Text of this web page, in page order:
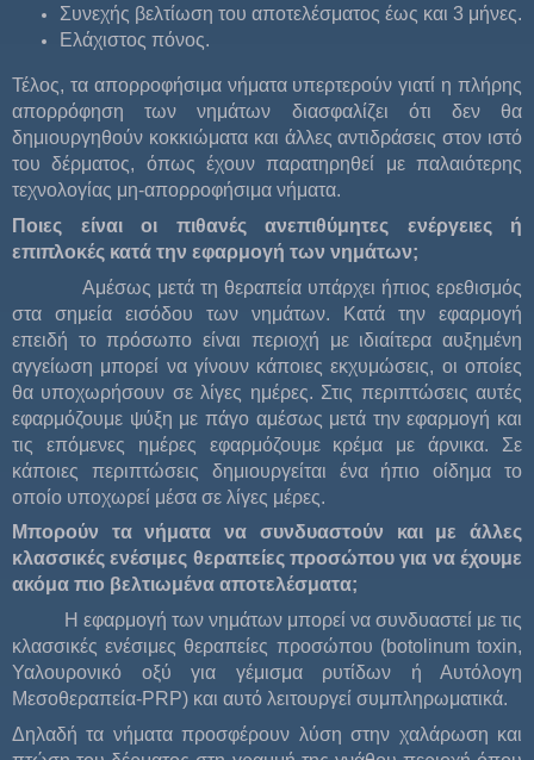
Συνεχής βελτίωση του αποτελέσματος έως και 3 μήνες.
Ελάχιστος πόνος.
Τέλος, τα απορροφήσιμα νήματα υπερτερούν γιατί η πλήρης
απορρόφηση των νημάτων διασφαλίζει ότι δεν θα
δημιουργηθούν κοκκιώματα και άλλες αντιδράσεις στον ιστό
του δέρματος, όπως έχουν παρατηρηθεί με παλαιότερης
τεχνολογίας μη-απορροφήσιμα νήματα.
Ποιες είναι οι πιθανές ανεπιθύμητες ενέργειες ή
επιπλοκές κατά την εφαρμογή των νημάτων;
Αμέσως μετά τη θεραπεία υπάρχει ήπιος ερεθισμός
στα σημεία εισόδου των νημάτων. Κατά την εφαρμογή
επειδή το πρόσωπο είναι περιοχή με ιδιαίτερα αυξημένη
αγγείωση μπορεί να γίνουν κάποιες εκχυμώσεις, οι οποίες
θα υποχωρήσουν σε λίγες ημέρες. Στις περιπτώσεις αυτές
εφαρμόζουμε ψύξη με πάγο αμέσως μετά την εφαρμογή και
τις επόμενες ημέρες εφαρμόζουμε κρέμα με άρνικα. Σε
κάποιες περιπτώσεις δημιουργείται ένα ήπιο οίδημα το
οποίο υποχωρεί μέσα σε λίγες μέρες.
Μπορούν τα νήματα να συνδυαστούν και με άλλες
κλασσικές ενέσιμες θεραπείες προσώπου για να έχουμε
ακόμα πιο βελτιωμένα αποτελέσματα;
Η εφαρμογή των νημάτων μπορεί να συνδυαστεί με τις
κλασσικές ενέσιμες θεραπείες προσώπου (botolinum toxin,
Υαλουρονικό οξύ για γέμισμα ρυτίδων ή Αυτόλογη
Μεσοθεραπεία-PRP) και αυτό λειτουργεί συμπληρωματικά.
Δηλαδή τα νήματα προσφέρουν λύση στην χαλάρωση και